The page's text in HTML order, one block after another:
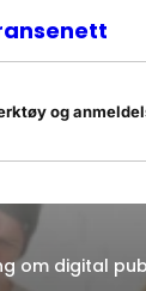
og
om digital